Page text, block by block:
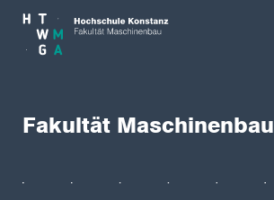
Skip to main content
Fakultät Maschinenbau